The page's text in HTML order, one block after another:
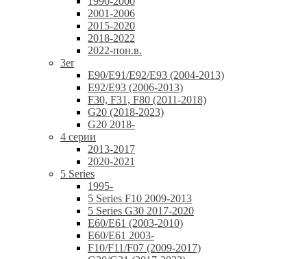
2001-2006
2015-2020
2018-2022
2022-пон.в.
3er
E90/E91/E92/E93 (2004-2013)
E92/E93 (2006-2013)
F30, F31, F80 (2011-2018)
G20 (2018-2023)
G20 2018-
4 серии
2013-2017
2020-2021
5 Series
1995-
5 Series F10 2009-2013
5 Series G30 2017-2020
E60/E61 (2003-2010)
E60/E61 2003-
F10/F11/F07 (2009-2017)